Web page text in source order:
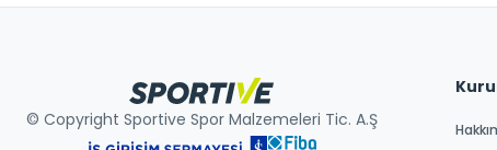
© Copyright Sportive Spor Malzemeleri Tic. A.Ş